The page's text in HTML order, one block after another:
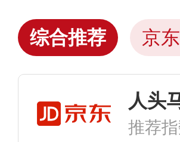
综合推荐 京
人头
推荐